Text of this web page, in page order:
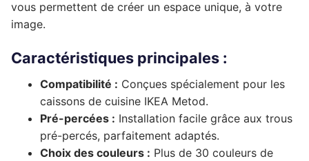
Complément rénovation de cuisine
Façade de tiroir
Complément rénovation de cuisine
Façade de porte
Façade de tiroir
Complément rénovation de cuisine
Pour caissons Ixina
Façade de porte
Façade de tiroir
Complément rénovation de cuisine
Pour caissons Lapeyre
Façade de porte
Façade de tiroir
Complément rénovation de cuisine
Pour caissons Mobalpa
Façade de porte
Façade de tiroir
Pour caissons Schmidt
Façade de porte
Pour caissons SoCoo’c
vous permettent de créer un espace unique, à votre
image.
Caractéristiques principales :
Compatibilité : Conçues spécialement pour les
caissons de cuisine IKEA Metod.
Pré-percées : Installation facile grâce aux trous
pré-percés, parfaitement adaptés.
Choix des couleurs : Plus de 30 couleurs de